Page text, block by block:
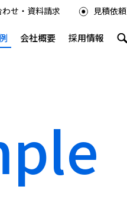
わせ・資料請求 見積依頼
会社概要 採用情報